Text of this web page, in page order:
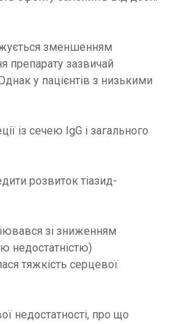
зменшенням
препарату зазвичай
у пацієнтів з низькими
із сечею IgG і загального
розвиток тіазид-
зі зниженням
недостатністю)
тяжкість серцевої
недостатності, про що